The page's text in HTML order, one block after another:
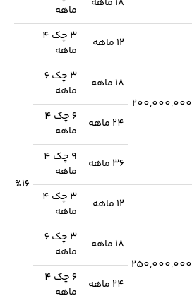
ماهه
200,000,000
12 ماهه
3 چک 4
ماهه
%16
18 ماهه
3 چک 6
ماهه
24 ماهه
6 چک 4
ماهه
36 ماهه
9 چک 4
ماهه
250,000,000
12 ماهه
3 چک 4
ماهه
18 ماهه
3 چک 6
ماهه
24 ماهه
6 چک 4
ماهه